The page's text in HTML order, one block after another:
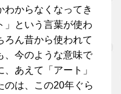
わからなくなってき
」という言葉が使わ
ろん昔から使われて
、今のような意味で
、あえて「アート」
のは、この20年ぐら